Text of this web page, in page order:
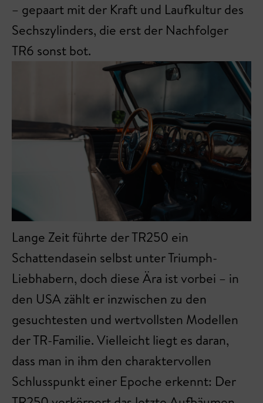
– gepaart mit der Kraft und Laufkultur des
Sechszylinders, die erst der Nachfolger
TR6 sonst bot.
Lange Zeit führte der TR250 ein
Schattendasein selbst unter Triumph-
Liebhabern, doch diese Ära ist vorbei – in
den USA zählt er inzwischen zu den
gesuchtesten und wertvollsten Modellen
der TR-Familie. Vielleicht liegt es daran,
dass man in ihm den charaktervollen
Schlusspunkt einer Epoche erkennt: Der